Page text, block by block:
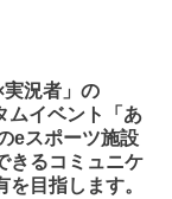
実況者」の
イベント「あ
eスポーツ施設
きるコミュニケ
目指します。